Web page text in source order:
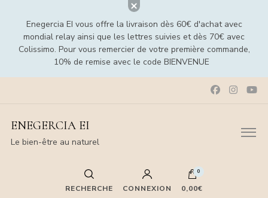
Enegercia EI vous offre la livraison dès 60€ d'achat avec
mondial relay ainsi que les lettres suivies et dès 70€ avec
Colissimo. Pour vous remercier de votre première commande,
10% de remise avec le code BIENVENUE
ENEGERCIA EI
Le bien-être au naturel
RECHERCHE CONNEXION
0
0,00€